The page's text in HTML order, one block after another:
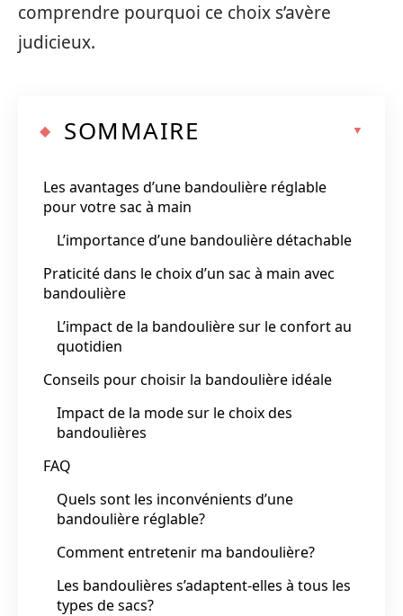
comprendre pourquoi ce choix s’avère
judicieux.
SOMMAIRE
Les avantages d’une bandoulière réglable
pour votre sac à main
L’importance d’une bandoulière détachable
Praticité dans le choix d’un sac à main avec
bandoulière
L’impact de la bandoulière sur le confort au
quotidien
Conseils pour choisir la bandoulière idéale
Impact de la mode sur le choix des
bandoulières
FAQ
Quels sont les inconvénients d’une
bandoulière réglable?
Comment entretenir ma bandoulière?
Les bandoulières s’adaptent-elles à tous les
types de sacs?